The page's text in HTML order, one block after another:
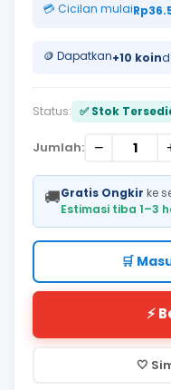
💳 Cicilan mulai
🪙 Dapatkan+10 koin
Status: ✅ Stok
Jumlah: −
🚚Gratis Ongkir ke
Estimasi tiba 1–3
🛒
⚡
🤍